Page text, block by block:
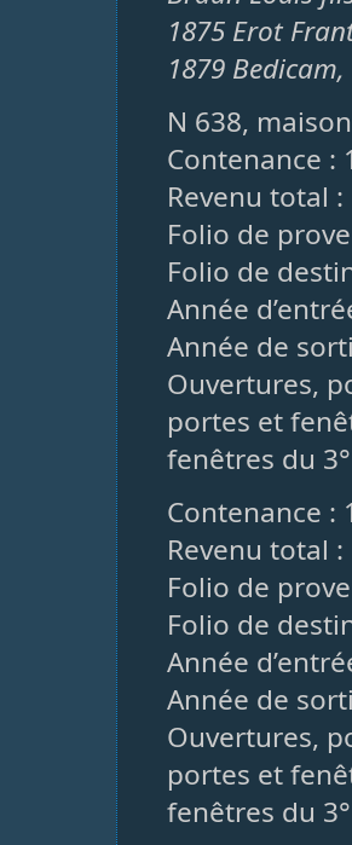
1875 Erot
1879
N 638,
Contenance :
Revenu total
Folio de
Folio de
Année
Année de
Ouvertures,
portes et
fenêtres du
Contenance :
Revenu total
Folio de
Folio de
Année
Année de
Ouvertures,
portes et
fenêtres du